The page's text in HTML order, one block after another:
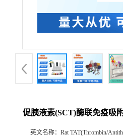
促胰液素(SCT)酶联免疫吸
英文名称： Rat TAT(Thrombin/